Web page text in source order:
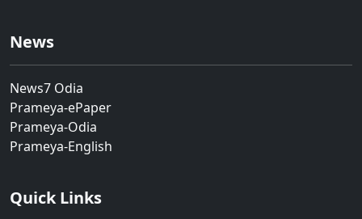
News
News7 Odia
Prameya-ePaper
Prameya-Odia
Prameya-English
Quick Links